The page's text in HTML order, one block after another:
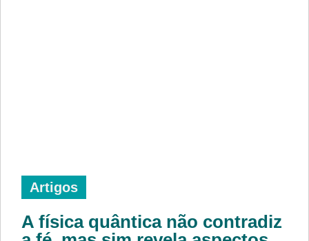
Artigos
A física quântica não contradiz